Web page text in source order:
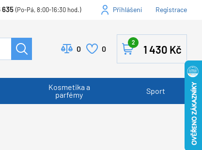
635 (Po-Pá, 8:00-16:30 hod.) Přihlášení Registrace
0 0 1 430 Kč
2
Kosmetika a
parfémy
Sport